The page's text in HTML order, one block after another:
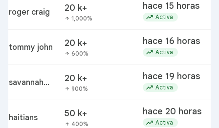
roger craig 20 k+
arrow_upward 1,000%
hace 15 horas
trending_up Activa
tommy john 20 k+
arrow_upward 600%
hace 16 horas
trending_up Activa
savannah
20 k+
arrow_upward 900%
hace 19 horas
trending_up Activa
haitians 50 k+
arrow_upward 400%
hace 20 horas
trending_up Activa